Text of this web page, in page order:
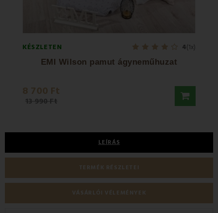
KÉSZLETEN 4(1x)
EMI Wilson pamut ágyneműhuzat
8 700 Ft
13 990 Ft
LEÍRÁS
TERMÉK RÉSZLETEI
VÁSÁRLÓI VÉLEMÉNYEK